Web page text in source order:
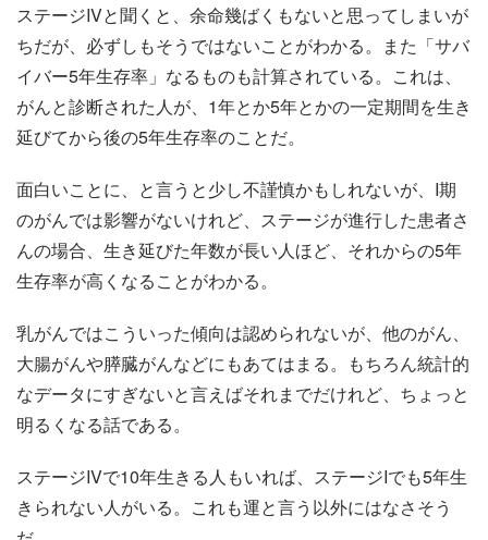
ステージIVと聞くと、余命幾ばくもないと思ってしまいが
ちだが、必ずしもそうではないことがわかる。また「サバ
イバー5年生存率」なるものも計算されている。これは、
がんと診断された人が、1年とか5年とかの一定期間を生き
延びてから後の5年生存率のことだ。
面白いことに、と言うと少し不謹慎かもしれないが、I期
のがんでは影響がないけれど、ステージが進行した患者さ
んの場合、生き延びた年数が長い人ほど、それからの5年
生存率が高くなることがわかる。
乳がんではこういった傾向は認められないが、他のがん、
大腸がんや膵臓がんなどにもあてはまる。もちろん統計的
なデータにすぎないと言えばそれまでだけれど、ちょっと
明るくなる話である。
ステージIVで10年生きる人もいれば、ステージIでも5年生
きられない人がいる。これも運と言う以外にはなさそう